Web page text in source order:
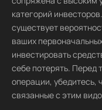
категорий
существует
ваших
инвестировать
себе потерять. Перед
операции, убедитесь,
связанные с этим